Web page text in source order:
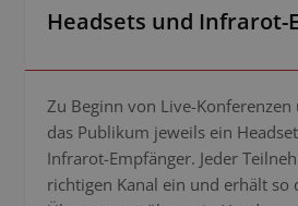
Headsets und Infrarot-
Zu Beginn von Live-
das Publikum jeweils ein
Infrarot-Empfänger. Jeder
richtigen Kanal ein und erhält so